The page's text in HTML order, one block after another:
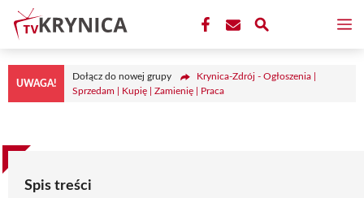
Przejdź
treści
UWAGA!
Dołącz do nowej grupy
Krynica-Zdrój - Ogłoszenia |
Sprzedam | Kupię | Zamienię | Praca
Spis treści